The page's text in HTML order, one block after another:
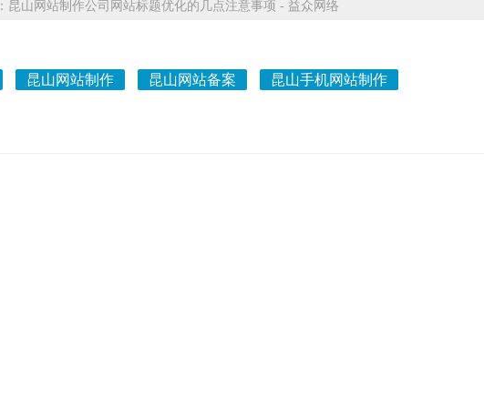
昆山网站制作公司网站标题优化的几点注意事项 - 益众网络
昆山网站制作 昆山网站备案 昆山手机网站制作